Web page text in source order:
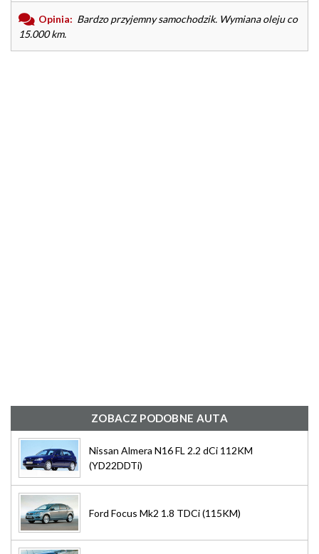
Opinia: Bardzo przyjemny samochodzik. Wymiana oleju co
15.000 km.
ZOBACZ PODOBNE AUTA
Nissan Almera N16 FL 2.2 dCi 112KM
(YD22DDTi)
Ford Focus Mk2 1.8 TDCi (115KM)